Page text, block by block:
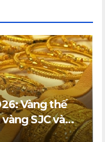
Vàng thế
SJC và